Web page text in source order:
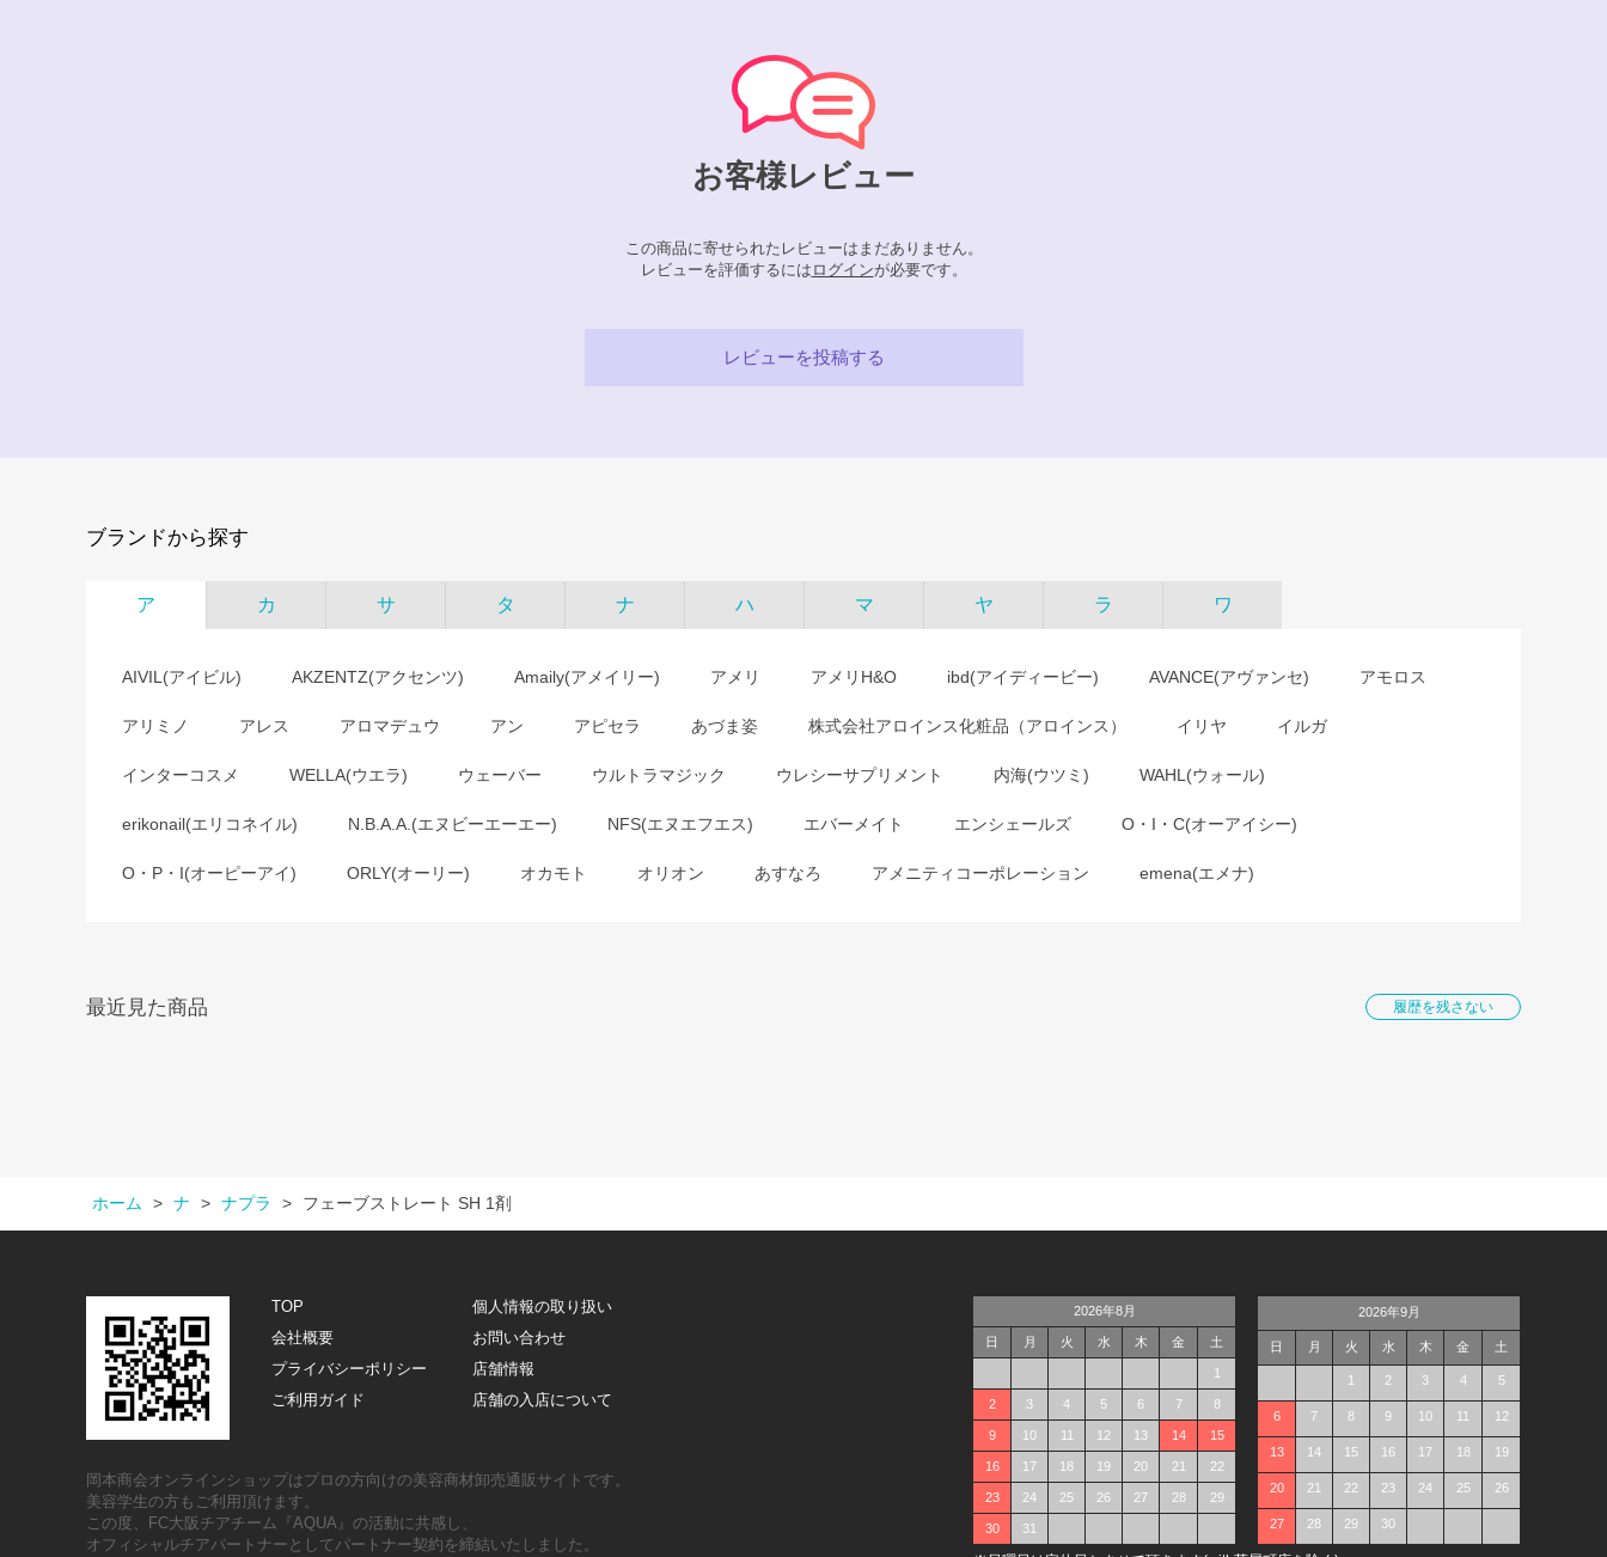
お客様レビュー
この商品に寄せられたレビューはまだありません。
レビューを評価するには ログインが必要です。
レビューを投稿する
ブランドから探す
ア カ サ タ ナ ハ マ ヤ ラ ワ
AIVIL(アイビル) AKZENTZ(アクセンツ) Amaily(アメイリー) アメリ アメリH&O ibd(アイディービー) AVANCE(アヴァンセ) アモロス
アリミノ アレス アロマデュウ アン アピセラ あづま姿 株式会社アロインス化粧品（アロインス） イリヤ イルガ
インターコスメ WELLA(ウエラ) ウェーバー ウルトラマジック ウレシーサプリメント 内海(ウツミ) WAHL(ウォール)
erikonail(エリコネイル) N.B.A.A.(エヌビーエーエー) NFS(エヌエフエス) エバーメイト エンシェールズ O・I・C(オーアイシー)
O・P・I(オーピーアイ) ORLY(オーリー) オカモト オリオン あすなろ アメニティコーポレーション emena(エメナ)
最近見た商品 履歴を残さない
ホーム > ナ > ナプラ > フェーブストレート SH 1剤
TOP
個人情報の取り扱い
会社概要
お問い合わせ
プライバシーポリシー
店舗情報
ご利用ガイド
店舗の入店について
岡本商会オンラインショップはプロの方向けの美容商材卸売通販サイトです。
美容学生の方もご利用頂けます。
この度、FC大阪チアチーム『AQUA』の活動に共感し、
オフィシャルチアパートナーとしてパートナー契約を締結いたしました。
2026年8月
日 月 火 水 木 金 土
1
2 3 4 5 6 7 8
9 10 11 12 13 14 15
16 17 18 19 20 21 22
23 24 25 26 27 28 29
30 31
2026年9月
日 月 火 水 木 金 土
1 2 3 4 5
6 7 8 9 10 11 12
13 14 15 16 17 18 19
20 21 22 23 24 25 26
27 28 29 30